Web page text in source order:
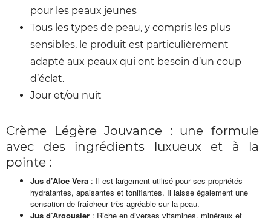
pour les peaux jeunes
Tous les types de peau, y compris les plus
sensibles, le produit est particulièrement
adapté aux peaux qui ont besoin d’un coup
d’éclat.
Jour et/ou nuit
Crème Légère Jouvance : une formule
avec des ingrédients luxueux et à la
pointe :
Jus d’Aloe Vera : Il est largement utilisé pour ses propriétés
hydratantes, apaisantes et tonifiantes. Il laisse également une
sensation de fraîcheur très agréable sur la peau.
Jus d’Argousier : Riche en diverses vitamines, minéraux et